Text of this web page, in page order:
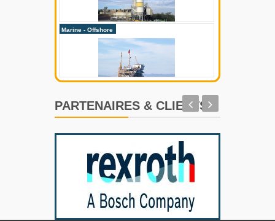
Marine - Offshore
PARTENAIRES & CLIENTS